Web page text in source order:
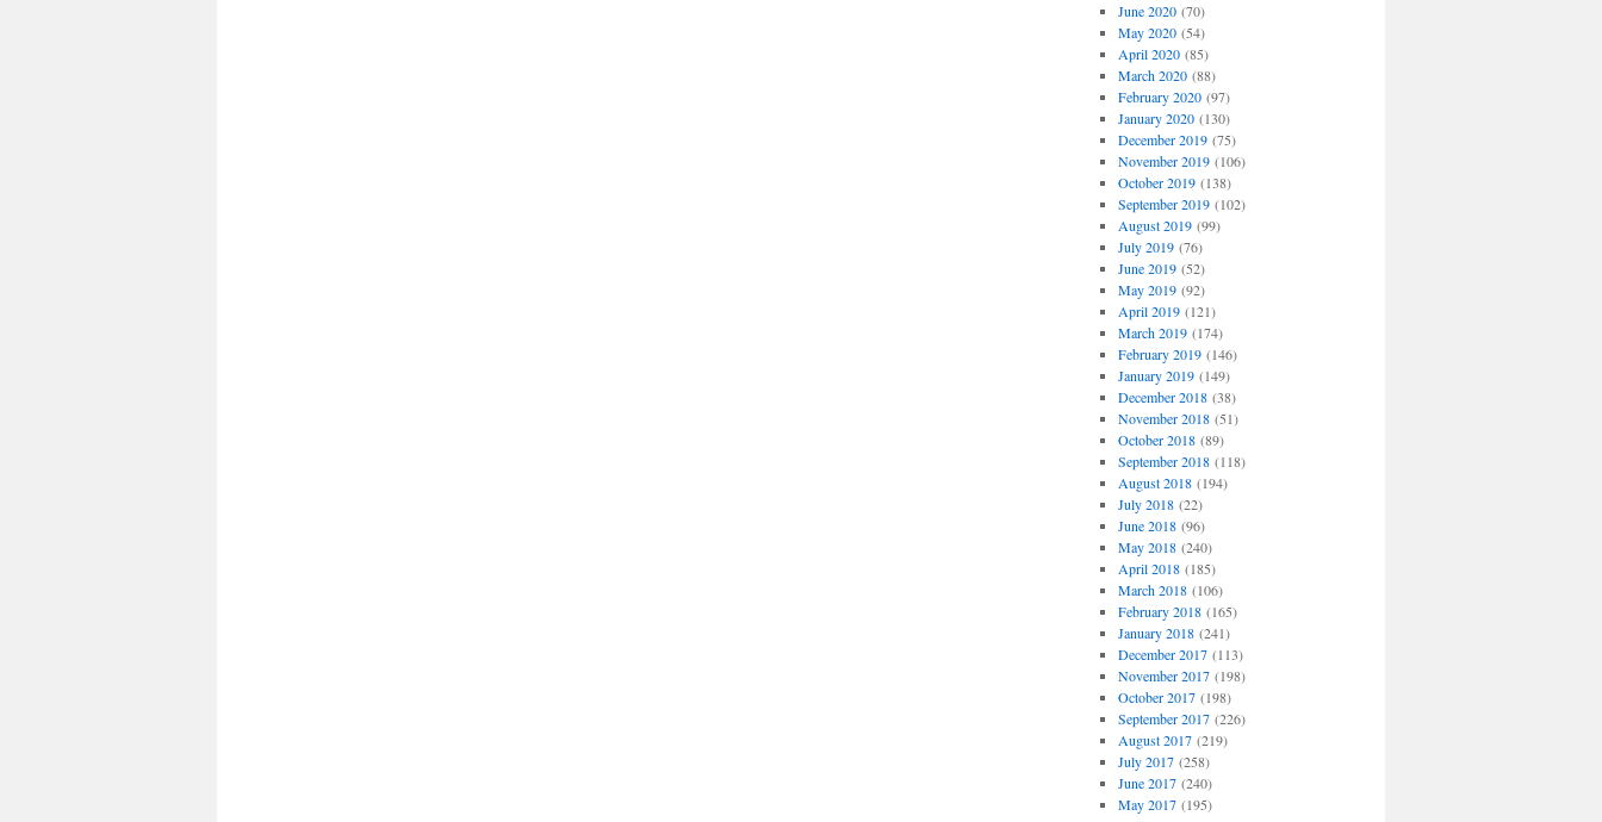
June 2020(70)
May 2020(54)
April 2020(85)
March 2020(88)
February 2020(97)
January 2020(130)
December 2019(75)
November 2019(106)
October 2019(138)
September 2019(102)
August 2019(99)
July 2019(76)
June 2019(52)
May 2019(92)
April 2019(121)
March 2019(174)
February 2019(146)
January 2019(149)
December 2018(38)
November 2018(51)
October 2018(89)
September 2018(118)
August 2018(194)
July 2018(22)
June 2018(96)
May 2018(240)
April 2018(185)
March 2018(106)
February 2018(165)
January 2018(241)
December 2017(113)
November 2017(198)
October 2017(198)
September 2017(226)
August 2017(219)
July 2017(258)
June 2017(240)
May 2017(195)